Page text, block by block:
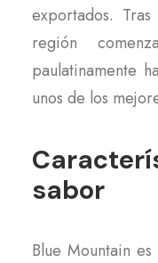
exportados.
región
paulatinamente
unos de los
sabor
Blue Mountain